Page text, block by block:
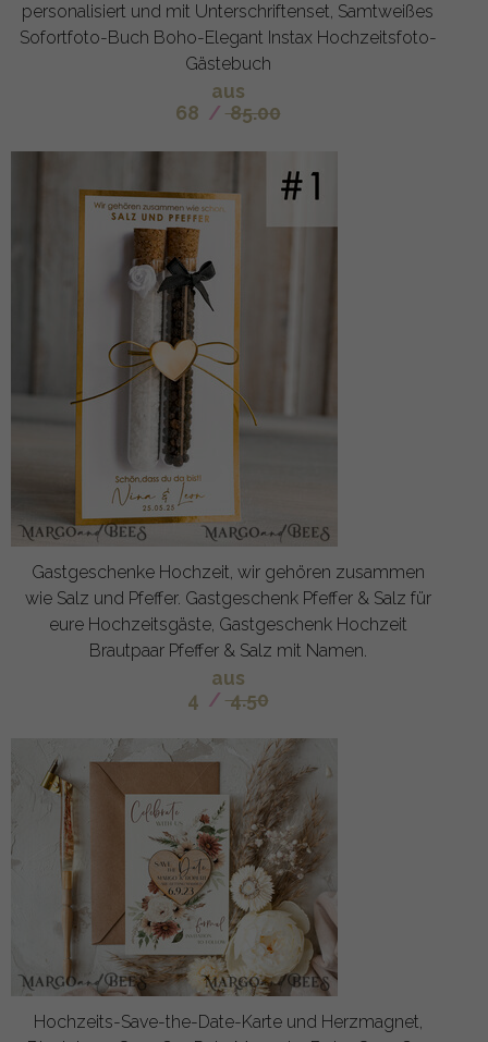
personalisiert und mit Unterschriftenset, Samtweißes
Sofortfoto-Buch Boho-Elegant Instax Hochzeitsfoto-
Gästebuch
aus
68 / 85.00
Gastgeschenke Hochzeit, wir gehören zusammen
wie Salz und Pfeffer. Gastgeschenk Pfeffer & Salz für
eure Hochzeitsgäste, Gastgeschenk Hochzeit
Brautpaar Pfeffer & Salz mit Namen.
aus
4 / 4.50
Hochzeits-Save-the-Date-Karte und Herzmagnet,